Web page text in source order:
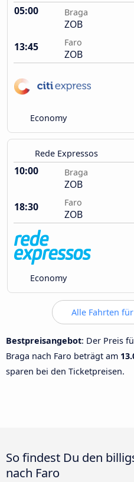
05:00 Braga
ZOB
13:45
Faro
ZOB
Economy
Rede Expressos
10:00 Braga
ZOB
18:30
Faro
ZOB
Economy
Alle Fahrten
Bestpreisangebot: Der Preis
Braga nach Faro beträgt am
sparen bei den Ticketpreisen.
So findest Du den
nach Faro